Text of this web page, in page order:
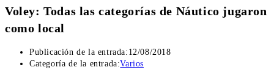
Voley: Todas las categorías de Náutico jugaron
como local
Publicación de la entrada: 12/08/2018
Categoría de la entrada:Varios